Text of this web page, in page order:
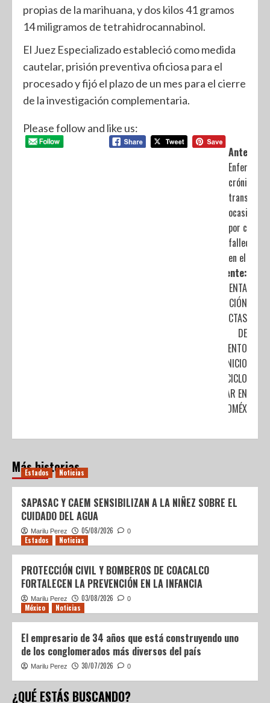
propias de la marihuana, y dos kilos 41 gramos
14 miligramos de tetrahidrocannabinol.
El Juez Especializado estableció como medida
cautelar, prisión preventiva oficiosa para el
procesado y fijó el plazo de un mes para el cierre
de la investigación complementaria.
Please follow and like us:
Anterior:
crónicas no
ocasionan
por ciento
en el
Siguiente:
AUMENTA
EXPEDICIÓN
DE ACTAS
DE
NACIMIENTO
POR INICIO
DEL CICLO
ESCOLAR EN
EDOMÉX
Más historias
Estados Noticias
SAPASAC Y CAEM SENSIBILIZAN A LA NIÑEZ SOBRE EL
CUIDADO DEL AGUA
Marilu Perez 05/08/2026 0
Estados Noticias
PROTECCIÓN CIVIL Y BOMBEROS DE COACALCO
FORTALECEN LA PREVENCIÓN EN LA INFANCIA
Marilu Perez 03/08/2026 0
México Noticias
El empresario de 34 años que está construyendo uno
de los conglomerados más diversos del país
Marilu Perez 30/07/2026 0
¿QUÉ ESTÁS BUSCANDO?